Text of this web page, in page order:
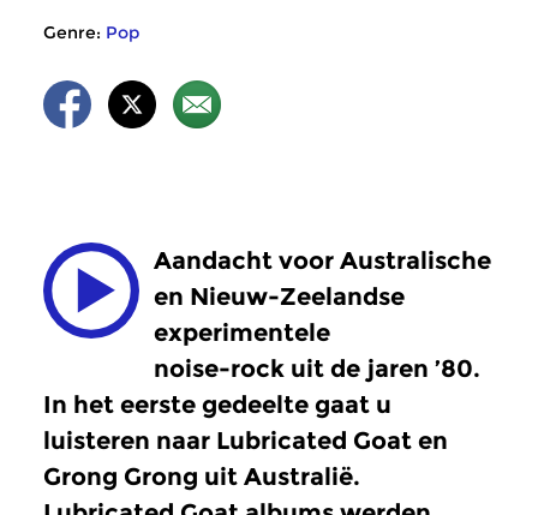
Genre: Pop
Aandacht voor Australische
en Nieuw-Zeelandse
experimentele
noise-rock uit de jaren ’80.
In het eerste gedeelte gaat u
luisteren naar Lubricated Goat en
Grong Grong uit Australië.